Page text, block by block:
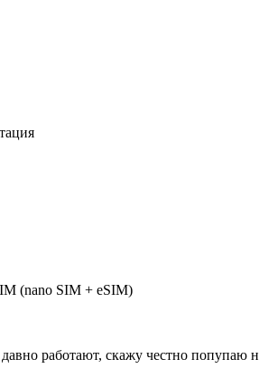
(nano SIM + eSIM)
работают, скажу честно попупаю